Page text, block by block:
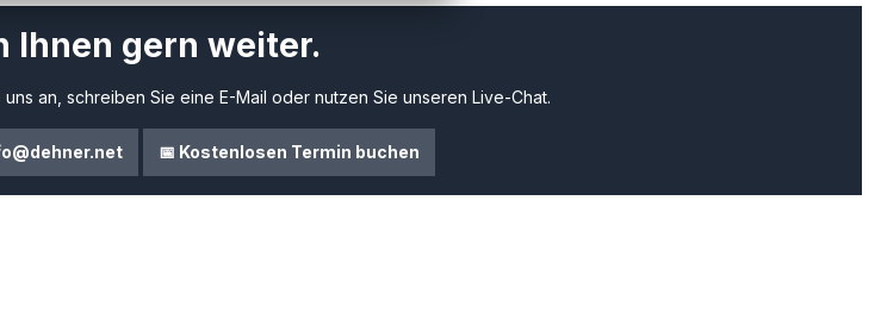
Ihnen gern weiter.
an, schreiben Sie eine E-Mail oder nutzen Sie unseren Live-Chat.
📅 Kostenlosen Termin buchen